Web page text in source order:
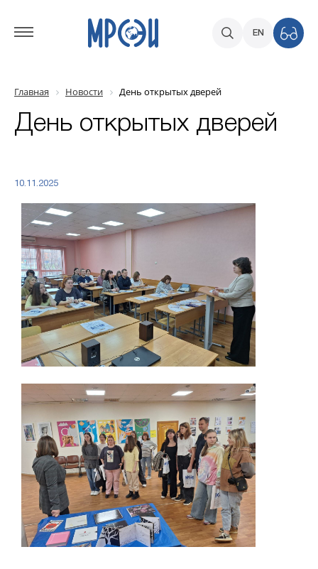
EN
Главная Новости День открытых дверей
День открытых дверей
10.11.2025